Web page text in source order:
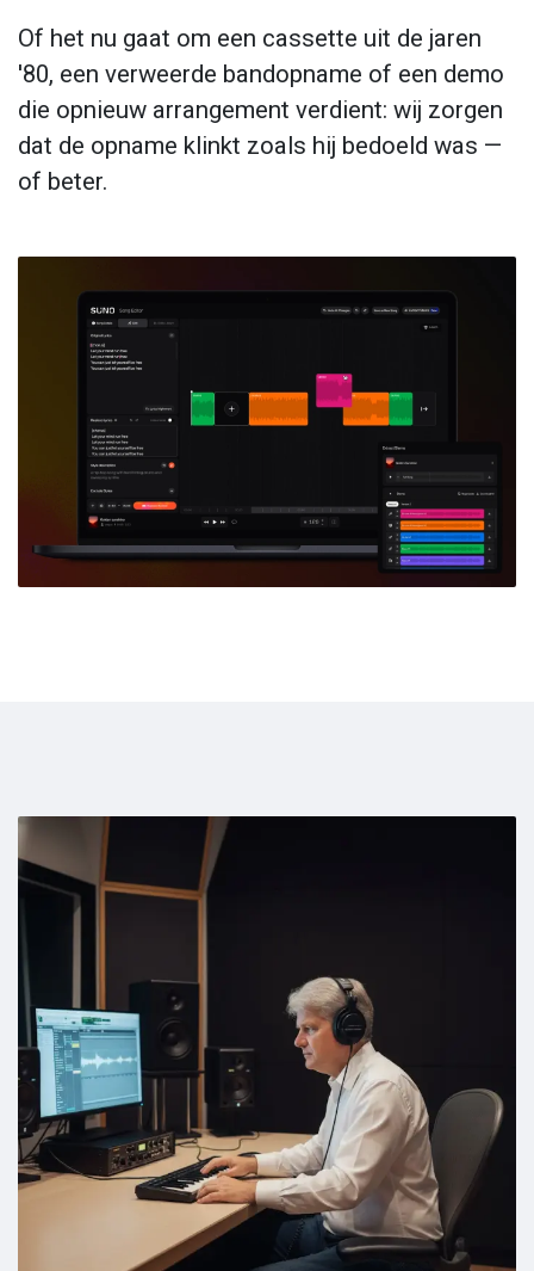
Of het nu gaat om een cassette uit de jaren
'80, een verweerde bandopname of een demo
die opnieuw arrangement verdient: wij zorgen
dat de opname klinkt zoals hij bedoeld was —
of beter.